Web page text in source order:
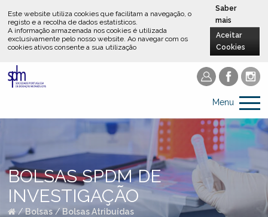
Este website utiliza cookies que facilitam a navegação, o
registo e a recolha de dados estatísticos.
A informação armazenada nos cookies é utilizada
exclusivamente pelo nosso website.Ao navegar com os
cookies ativos consente a sua utilização
Saber
mais
Aceitar
Cookies
Menu
BOLSAS SPDM DE
INVESTIGAÇÃO
/ Bolsas / Bolsas Atribuídas